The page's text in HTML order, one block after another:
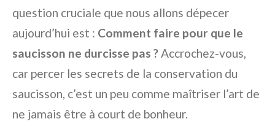
question cruciale que nous allons dépecer
aujourd’hui est : Comment faire pour que le
saucisson ne durcisse pas ?Accrochez-vous,
car percer les secrets de la conservation du
saucisson, c’est un peu comme maîtriser l’art de
ne jamais être à court de bonheur.